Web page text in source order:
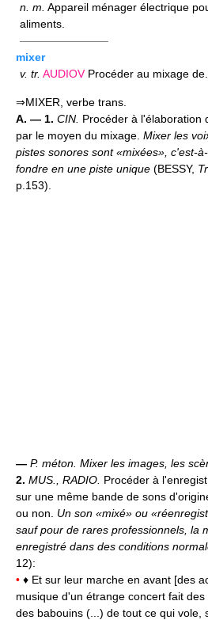
n. m. Appareil ménager électrique
aliments.
————————
mixer
v. tr. AUDIOV Procéder au mixage de.
⇒MIXER, verbe trans.
A. — 1. CIN. Procéder à l'élaboration
par le moyen du mixage. Mixer les
pistes sonores sont «mixées», c'est-
fondre en une piste unique (BESSY,
p.153).
— P. méton. Mixer les images, les
2. MUS., RADIO. Procéder à
sur une même bande de sons
ou non. Un son «mixé» ou
sauf pour de rares professionnels, la
enregistré dans des conditions
12):
• ♦ Et sur leur marche en avant [des
musique d'un étrange concert fait des
des babouins (...) de tout ce qui vole,